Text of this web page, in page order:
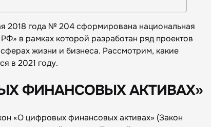
2018 года № 204 сформирована национальная
в рамках которой разработан ряд проектов
жизни и бизнеса. Рассмотрим, какие
в 2021 году.
ФИНАНСОВЫХ АКТИВАХ»
«О цифровых финансовых активах» (Закон